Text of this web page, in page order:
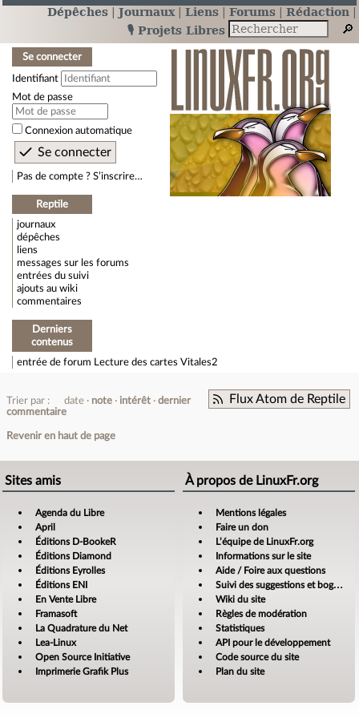
Dépêches Journaux Liens Forums
Rédaction
🎙️ Projets Libres
Se connecter
Identifiant
Mot de passe
Connexion automatique
Pas de compte ? S’inscrire…
Reptile
journaux
dépêches
liens
messages sur les forums
entrées du suivi
ajouts au wiki
commentaires
Derniers
contenus
entrée de forum Lecture des cartes Vitales2
Flux Atom de Reptile
Trier par : date note intérêt
dernier
commentaire
Revenir en haut de page
Sites amis
Agenda du Libre
April
Éditions D-BookeR
Éditions Diamond
Éditions Eyrolles
Éditions ENI
En Vente Libre
Framasoft
La Quadrature du Net
Lea-Linux
Open Source Initiative
Imprimerie Grafik Plus
À propos de LinuxFr.org
Mentions légales
Faire un don
L’équipe de LinuxFr.org
Informations sur le site
Aide / Foire aux questions
Suivi des suggestions et bogues
Wiki du site
Règles de modération
Statistiques
API pour le développement
Code source du site
Plan du site